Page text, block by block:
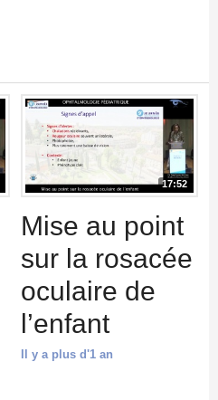
17:52
Mise au point
sur la rosacée
oculaire de
l’enfant
Il y a plus d'1 an